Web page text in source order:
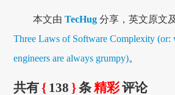
本文由TecHug 分享，英文原文
Three Laws of Software Complexity (or:
engineers are always grumpy)。
共有{ 138 }条 精彩评论